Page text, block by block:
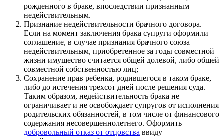
рожденного в браке, впоследствии признанным
недействительным.
Признание недействительности брачного договора.
Если на момент заключения брака супруги оформили
соглашение, в случае признания брачного союза
недействительным, приобретенное за годы совместной
жизни имущество считается общей долевой, либо общей
совместной собственностью лиц;
Сохранение прав ребенка, родившегося в таком браке,
либо до истечения трехсот дней после решения суда.
Таким образом, недействительность брака не
ограничивает и не освобождает супругов от исполнения
родительских обязанностей, в том числе от финансового
содержания несовершеннолетнего. Оформить
добровольный отказ от отцовства ввиду